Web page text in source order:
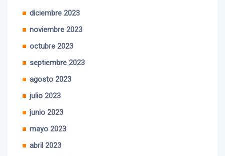
diciembre 2023
noviembre 2023
octubre 2023
septiembre 2023
agosto 2023
julio 2023
junio 2023
mayo 2023
abril 2023